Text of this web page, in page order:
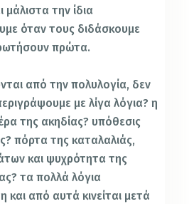
την ίδια
όταν τους διδάσκουμε
πρώτα.
από την πολυλογία, δεν
με λίγα λόγια? η
της ακηδίας? υπόθεσις
πόρτα της καταλαλιάς,
και ψυχρότητα της
τα πολλά λόγια
από αυτά κινείται μετά